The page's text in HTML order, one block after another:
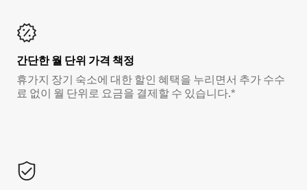
간단한 월 단위 가격 책정
휴가지 장기 숙소에 대한 할인 혜택을 누리면서 추가 수수
료 없이 월 단위로 요금을 결제할 수 있습니다.*